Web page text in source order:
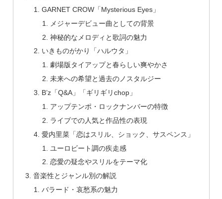
GARNET CROW「Mysterious Eyes」
メジャーデビュー曲としての背景
神秘的なメロディと歌詞の魅力
いきものがかり「ハルウタ」
劇場版タイアップと春らしい爽やかさ
未来への希望と過去のノスタルジー
B’z「Q&A」「ギリギリchop」
アップテンポ・ロックナンバーの特徴
ライブでの人気と作品性の表現
愛内里菜「恋はスリル、ショック、サスペンス」
ユーロビート調の疾走感
恋愛の疑念やスリルをテーマ化
音楽性とジャンル別の解説
バラード・哀愁系の魅力